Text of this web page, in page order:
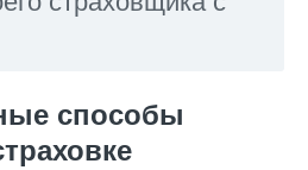
способы